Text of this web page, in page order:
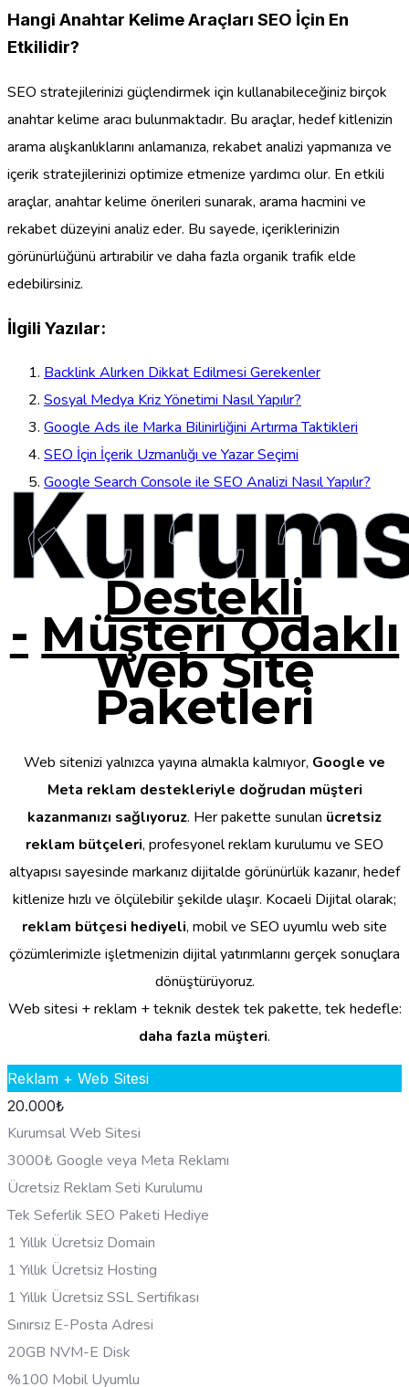
Hangi Anahtar Kelime Araçları SEO İçin En
Etkilidir?
SEO stratejilerinizi güçlendirmek için kullanabileceğiniz birçok
anahtar kelime aracı bulunmaktadır. Bu araçlar, hedef kitlenizin
arama alışkanlıklarını anlamanıza, rekabet analizi yapmanıza ve
içerik stratejilerinizi optimize etmenize yardımcı olur. En etkili
araçlar, anahtar kelime önerileri sunarak, arama hacmini ve
rekabet düzeyini analiz eder. Bu sayede, içeriklerinizin
görünürlüğünü artırabilir ve daha fazla organik trafik elde
edebilirsiniz.
İlgili Yazılar:
Backlink Alırken Dikkat Edilmesi Gerekenler
Sosyal Medya Kriz Yönetimi Nasıl Yapılır?
Google Ads ile Marka Bilinirliğini Artırma Taktikleri
SEO İçin İçerik Uzmanlığı ve Yazar Seçimi
Google Search Console ile SEO Analizi Nasıl Yapılır?
Destekli
- Müşteri Odaklı
Web Site
Paketleri
Web sitenizi yalnızca yayına almakla kalmıyor, Google ve
Meta reklam destekleriyle doğrudan müşteri
kazanmanızı sağlıyoruz. Her pakette sunulan ücretsiz
reklam bütçeleri, profesyonel reklam kurulumu ve SEO
altyapısı sayesinde markanız dijitalde görünürlük kazanır, hedef
kitlenize hızlı ve ölçülebilir şekilde ulaşır. Kocaeli Dijital olarak;
reklam bütçesi hediyeli, mobil ve SEO uyumlu web site
çözümlerimizle işletmenizin dijital yatırımlarını gerçek sonuçlara
dönüştürüyoruz.
Web sitesi + reklam + teknik destek tek pakette, tek hedefle:
daha fazla müşteri.
Reklam + Web Sitesi
20.000₺
Kurumsal Web Sitesi
3000₺ Google veya Meta Reklamı
Ücretsiz Reklam Seti Kurulumu
Tek Seferlik SEO Paketi Hediye
1 Yıllık Ücretsiz Domain
1 Yıllık Ücretsiz Hosting
1 Yıllık Ücretsiz SSL Sertifikası
Sınırsız E-Posta Adresi
20GB NVM-E Disk
%100 Mobil Uyumlu